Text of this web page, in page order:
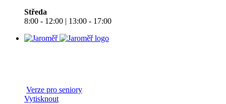
Středa
8:00 - 12:00 | 13:00 - 17:00
Verze pro seniory
Vytisknout